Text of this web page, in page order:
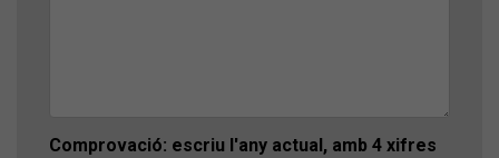
Comprovació: escriu l'any actual, amb 4 xifres